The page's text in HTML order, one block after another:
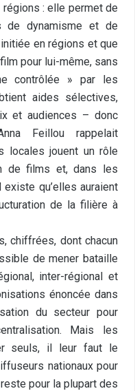
: elle permet de
de dynamisme et de
en régions et que
pour lui-même, sans
contrôlée » par les
aides sélectives,
et audiences – donc
Feillou rappelait
locales jouent un rôle
de films et, dans les
qu’elles auraient
de la filière à
chiffrées, dont chacun
de mener bataille
inter-régional et
énoncée dans
du secteur pour
Mais les
seuls, il leur faut le
nationaux pour
pour la plupart des